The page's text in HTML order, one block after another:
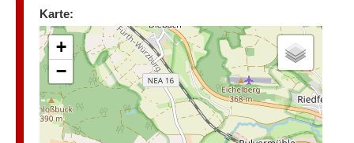
Karte:
+
−